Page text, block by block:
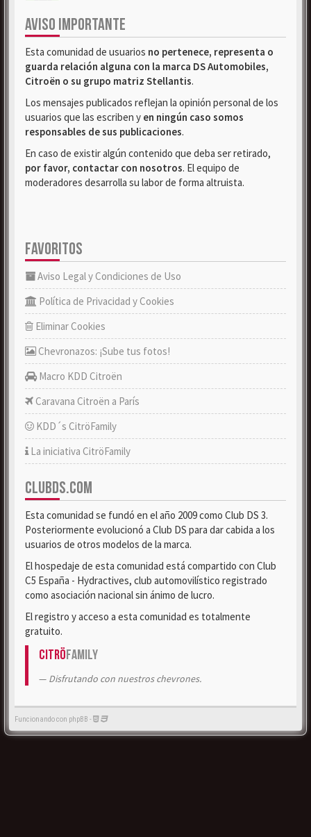
AVISO IMPORTANTE
Esta comunidad de usuarios no pertenece, representa o
guarda relación alguna con la marca DS Automobiles,
Citroën o su grupo matriz Stellantis.
Los mensajes publicados reflejan la opinión personal de los
usuarios que las escriben y en ningún caso somos
responsables de sus publicaciones.
En caso de existir algún contenido que deba ser retirado,
por favor, contactar con nosotros. El equipo de
moderadores desarrolla su labor de forma altruista.
FAVORITOS
Aviso Legal y Condiciones de Uso
Política de Privacidad y Cookies
Eliminar Cookies
Chevronazos: ¡Sube tus fotos!
Macro KDD Citroën
Caravana Citroën a París
KDD´s CitröFamily
La iniciativa CitröFamily
CLUBDS.COM
Esta comunidad se fundó en el año 2009 como Club DS 3.
Posteriormente evolucionó a Club DS para dar cabida a los
usuarios de otros modelos de la marca.
El hospedaje de esta comunidad está compartido con Club
C5 España - Hydractives, club automovilístico registrado
como asociación nacional sin ánimo de lucro.
El registro y acceso a esta comunidad es totalmente
gratuito.
CitröFamily
Disfrutando con nuestros chevrones.
Funcionando con phpBB -